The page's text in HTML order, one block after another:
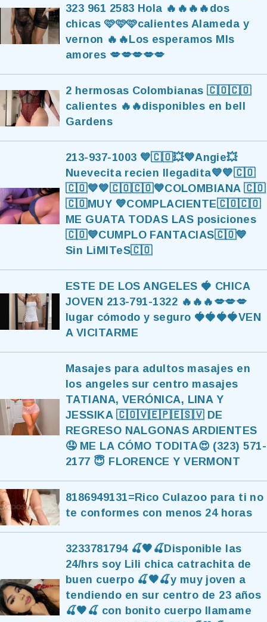
323 961 2583 Hola 🔥🔥🔥🔥dos
chicas 🩷🩷🩷calientes Alameda y
vernon 🔥🔥Los esperamos MIs
amores 💋💋💋💋💋
2 hermosas Colombianas 🇨🇴🇨🇴
calientes 🔥🔥disponibles en bell
Gardens
213-937-1003 💙🇨🇴💥💙Angie💥
Nuevecita recien llegadita💙💙🇨🇴
🇨🇴💙💙🇨🇴🇨🇴💙COLOMBIANA 🇨🇴
🇨🇴MUY 💙COMPLACIENTE🇨🇴🇨🇴
ME GUATA TODAS LAS posiciones
🇨🇴💙CUMPLO FANTACIAS🇨🇴💙
Sin LiMITeS🇨🇴
ESTE DE LOS ANGELES 🍓 CHICA
JOVEN 213-791-1322 🔥🔥🔥💋💋💋
lugar cómodo y seguro 🍓🍓🍓🍓VEN
A VICITARME
Masajes para adultos masajes en
los angeles sur centro masajes
TATIANA, VERÓNICA, LINA Y
JESSIKA 🇨🇴🇻🇪🇵🇪🇸🇻 DE
REGRESO NALGONAS ARDIENTES
🤤 ME LA CÓMO TODITA😍 (323) 571-
2177 😇 FLORENCE Y VERMONT
8186949131=Rico Culazoo para ti no
te conformes con menos 24 horas
3233781794 🍒🖤🍒Disponible las
24/hrs soy Lili chica catrachita de
buen cuerpo 🍒🖤🍒y muy joven a
tendiendo en sur centro de 23 años
🍒🖤🍒 con bonito cuerpo llamame